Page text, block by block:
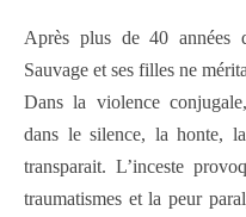
Après plus de 40 années
Sauvage et ses filles ne
Dans la violence
dans le silence, la honte,
transparait. L’inceste
traumatismes et la peur